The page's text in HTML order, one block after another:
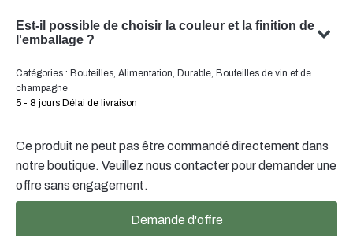
avec votre sujet. Notre équipe est spécialisée dans la
répondent à vos besoins spécifiques.
Est-il possible de choisir la couleur et la finition de
l'emballage ?
finition de votre emballage. Notre équipe se fera un
plaisir de vous conseiller pour trouver la couleur et la
Catégories : Bouteilles, Alimentation, Durable, Bouteilles de vin et de
champagne
5 - 8 jours Délai de livraison
Ce produit ne peut pas être commandé directement dans
notre boutique. Veuillez nous contacter pour demander une
offre sans engagement.
Demande d'offre